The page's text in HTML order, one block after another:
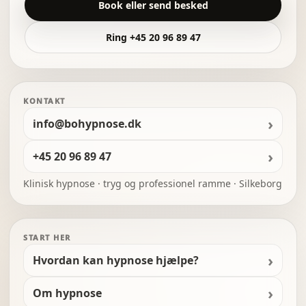
Book eller send besked
Ring +45 20 96 89 47
KONTAKT
info@bohypnose.dk
+45 20 96 89 47
Klinisk hypnose · tryg og professionel ramme · Silkeborg
START HER
Hvordan kan hypnose hjælpe?
Om hypnose